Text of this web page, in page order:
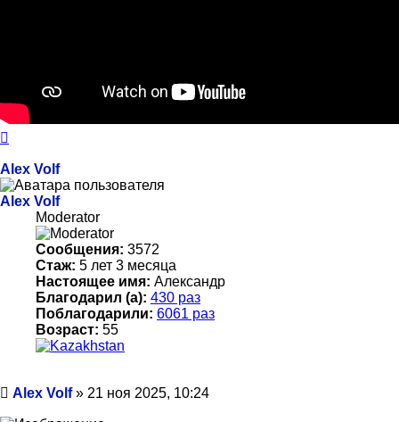
началу
Alex Volf
Alex Volf
Moderator
Сообщения: 3572
Стаж: 5 лет 3 месяца
Настоящее имя: Александр
Благодарил (а): 430 раз
Поблагодарили: 6061 раз
Возраст: 55
Сообщение
Alex Volf» 21 ноя 2025, 10:24